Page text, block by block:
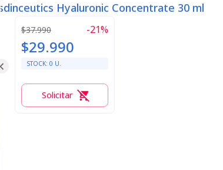
Isdinceutics Hyaluronic Concentrate 30 ml
$37.990 -21%
$29.990
STOCK: 0 U.
Solicitar